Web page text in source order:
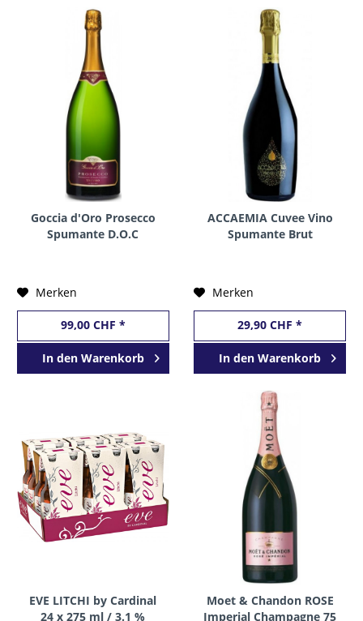
Goccia d'Oro Prosecco
Spumante D.O.C
Merken
99,00 CHF *
In den Warenkorb
ACCAEMIA Cuvee Vino
Spumante Brut
Merken
29,90 CHF *
In den Warenkorb
EVE LITCHI by Cardinal
24 x 275 ml / 3.1 %
Moet & Chandon ROSE
Imperial Champagne 75